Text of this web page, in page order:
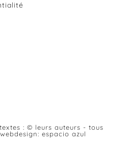
: © leurs auteurs - tous
espacio azul